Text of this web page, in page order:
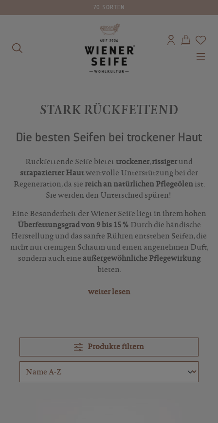
70 SORTEN
STARK RÜCKFETTEND
Die besten Seifen bei trockener Haut
Rückfettende Seife bietettrockener,rissigerund
strapazierter Hautwertvolle Unterstützung bei der
Regeneration, da sie reich an natürlichen Pflegeölenist.
Sie werden den Unterschied spüren!
Eine Besonderheit der Wiener Seife liegt in ihrem hohen
Überfettungsgrad von 9 bis 15 %. Durch die händische
Herstellung und das sanfte Rühren entstehen Seifen, die
nicht nur cremigen Schaum und einen angenehmen Duft,
sondern auch eineaußergewöhnliche Pflegewirkung
bieten.
weiter lesen
Produkte filtern